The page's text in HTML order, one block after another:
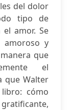
del dolor
tipo de
amor. Se
amoroso y
que
el
que Walter
cómo